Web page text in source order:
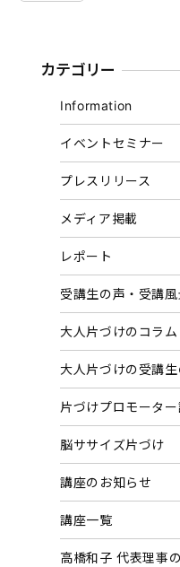
カテゴリー
Information
イベントセミナー
プレスリリース
メディア掲載
レポート
受講生の声・受講風
大人片づけのコラム
大人片づけの受講生
片づけプロモータ
脳ササイズ片づけ
講座のお知らせ
講座一覧
高橋和子 代表理事